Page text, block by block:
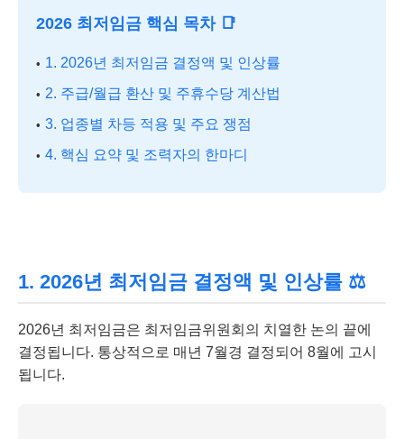
2026 최저임금 핵심 목차 📑
1. 2026년 최저임금 결정액 및 인상률
2. 주급/월급 환산 및 주휴수당 계산법
3. 업종별 차등 적용 및 주요 쟁점
4. 핵심 요약 및 조력자의 한마디
1. 2026년 최저임금 결정액 및 인상률 ⚖️
2026년 최저임금은 최저임금위원회의 치열한 논의 끝에
결정됩니다. 통상적으로 매년 7월경 결정되어 8월에 고시
됩니다.